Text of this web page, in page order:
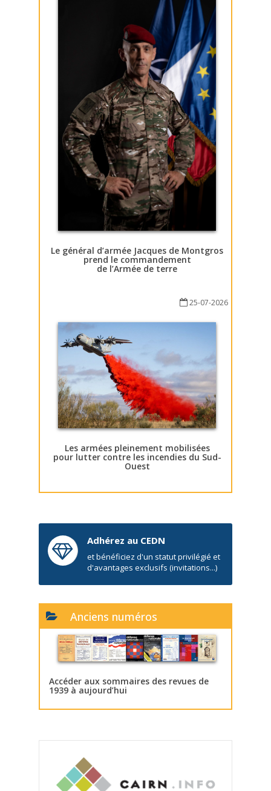
Le général d’armée Jacques de Montgros
prend le commandement
de l’Armée de terre
25-07-2026
Les armées pleinement mobilisées
pour lutter contre les incendies du Sud-
Ouest
Adhérez au CEDN
et bénéficiez d'un statut privilégié et
d'avantages exclusifs (invitations...)
Anciens numéros
Accéder aux sommaires des revues de
1939 à aujourd’hui